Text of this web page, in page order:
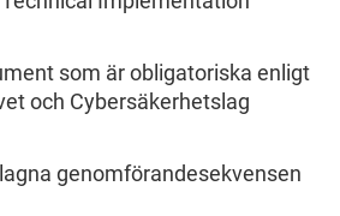
som är obligatoriska enligt
och Cybersäkerhetslag
genomförandesekvensen